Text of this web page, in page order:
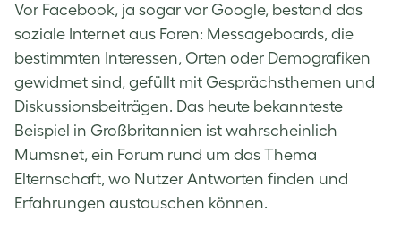
Vor Facebook, ja sogar vor Google, bestand das
soziale Internet aus Foren: Messageboards, die
bestimmten Interessen, Orten oder Demografiken
gewidmet sind, gefüllt mit Gesprächsthemen und
Diskussionsbeiträgen. Das heute bekannteste
Beispiel in Großbritannien ist wahrscheinlich
Mumsnet, ein Forum rund um das Thema
Elternschaft, wo Nutzer Antworten finden und
Erfahrungen austauschen können.